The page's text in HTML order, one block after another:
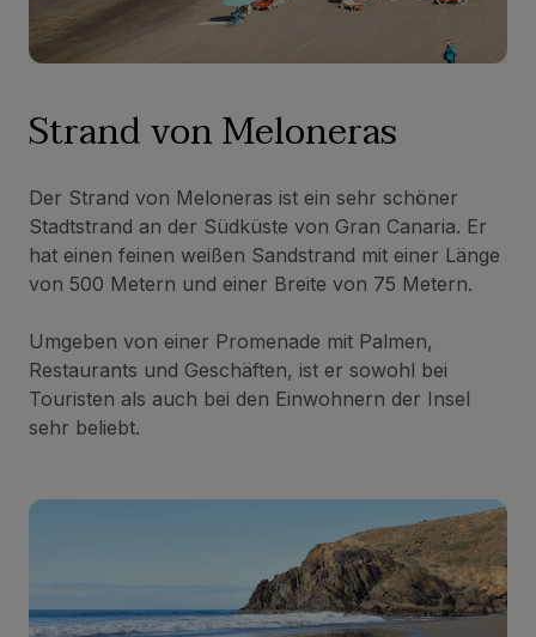
Strand von Meloneras
Der Strand von Meloneras ist ein sehr schöner
Stadtstrand an der Südküste von Gran Canaria. Er
hat einen feinen weißen Sandstrand mit einer Länge
von 500 Metern und einer Breite von 75 Metern.
Umgeben von einer Promenade mit Palmen,
Restaurants und Geschäften, ist er sowohl bei
Touristen als auch bei den Einwohnern der Insel
sehr beliebt.